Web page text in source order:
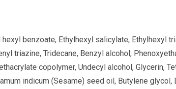
benzoate, Ethylhexyl salicylate, Ethylhexyl
triazine, Tridecane, Benzyl alcohol,
copolymer, Undecyl alcohol, Glycerin,
indicum (Sesame) seed oil, Butylene glycol,